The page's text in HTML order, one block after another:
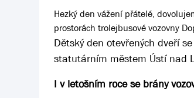
Hezký den vážení přátelé,
prostorách trolejbusové vozovny
Dětský den otevřených dveří
statutárním městem Ústí nad
I v letošním roce se brány